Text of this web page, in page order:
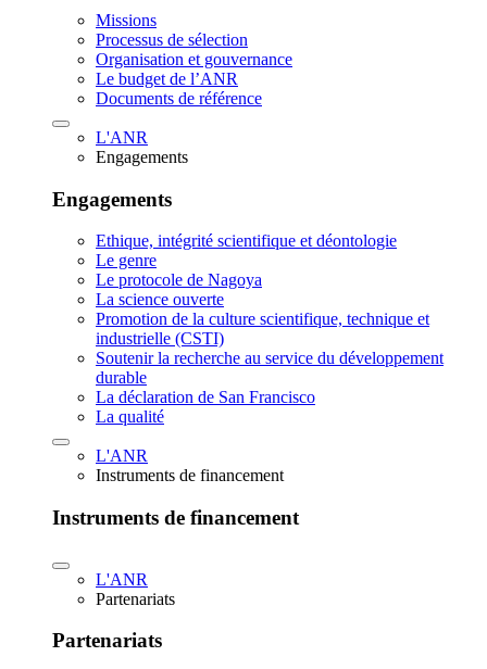
Missions
Processus de sélection
Organisation et gouvernance
Le budget de l’ANR
Documents de référence
L'ANR
Engagements
Engagements
Ethique, intégrité scientifique et déontologie
Le genre
Le protocole de Nagoya
La science ouverte
Promotion de la culture scientifique, technique et
industrielle (CSTI)
Soutenir la recherche au service du développement
durable
La déclaration de San Francisco
La qualité
L'ANR
Instruments de financement
Instruments de financement
L'ANR
Partenariats
Partenariats